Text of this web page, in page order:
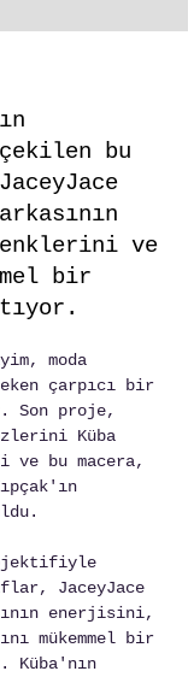
bu
ve
bir
moda
çarpıcı bir
Son proje,
Küba
ve bu macera,
JaceyJace
enerjisini,
mükemmel bir
Küba'nın